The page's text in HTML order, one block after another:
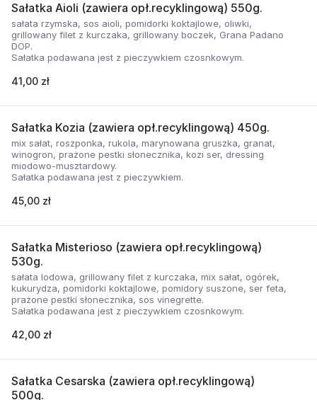
Sałatka Aioli (zawiera opł.recyklingową) 550g.
sałata rzymska, sos aioli, pomidorki koktajlowe, oliwki,
grillowany filet z kurczaka, grillowany boczek, Grana Padano
DOP.
Sałatka podawana jest z pieczywkiem czosnkowym.
41,00 zł
Sałatka Kozia (zawiera opł.recyklingową) 450g.
mix sałat, roszponka, rukola, marynowana gruszka, granat,
winogron, prażone pestki słonecznika, kozi ser, dressing
miodowo-musztardowy.
Sałatka podawana jest z pieczywkiem.
45,00 zł
Sałatka Misterioso (zawiera opł.recyklingową)
530g.
sałata lodowa, grillowany filet z kurczaka, mix sałat, ogórek,
kukurydza, pomidorki koktajlowe, pomidory suszone, ser feta,
prażone pestki słonecznika, sos vinegrette.
Sałatka podawana jest z pieczywkiem czosnkowym.
42,00 zł
Sałatka Cesarska (zawiera opł.recyklingową)
500g.